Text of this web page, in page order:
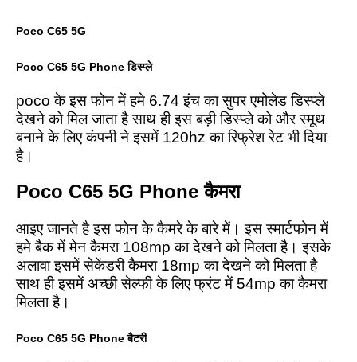
Poco C65 5G
Poco C65 5G Phone डिस्प्ले
poco के इस फोन में हमे 6.74 इंच का सुपर एमोलेड डिस्प्ले
देखने को मिल जाता है साथ ही इस बड़ी डिस्प्ले को और स्मूथ
बनाने के लिए कंपनी ने इसमें 120hz का रिफ्रेश रेट भी दिया
है।
Poco C65 5G Phone कैमरा
आइए जानते है इस फोन के कैमरे के बारे में। इस स्मार्टफोन में
हमे बैक में मेन कैमरा 108mp का देखने को मिलता है।इसके
अलावा इसमें सेकेंडरी कैमरा 18mp का देखने को मिलता है
साथ ही इसमें अच्छी सेल्फी के लिए फ्रंट में 54mp का कैमरा
मिलता है।
Poco C65 5G Phone बैटरी